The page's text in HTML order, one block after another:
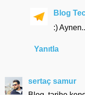
Blog
:)
Yanıtla
sertaç samur